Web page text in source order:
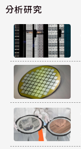
分析研究